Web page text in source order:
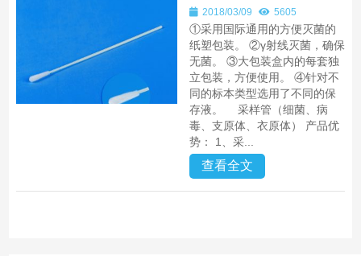
2018/03/09 5605
①采用国际通用的方便灭菌的
纸塑包装。 ②γ射线灭菌，确保
无菌。 ③大包装盒内的每套独
立包装，方便使用。 ④针对不
同的标本类型选用了不同的保
存液。 采样管（细菌、病
毒、支原体、衣原体） 产品优
势： 1、采...
查看全文